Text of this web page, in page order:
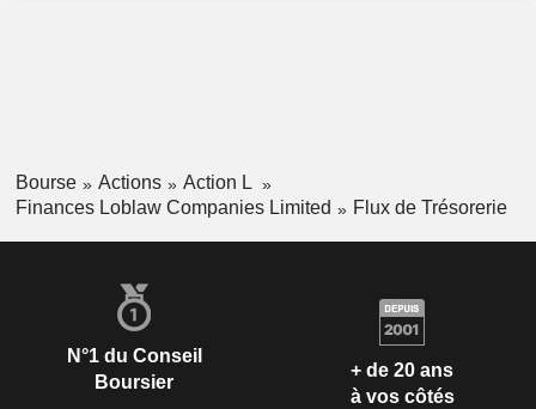
Bourse Actions
Action L
Finances Loblaw Companies Limited
Flux de Trésorerie
N°1 du Conseil
Boursier
+ de 20 ans
à vos côtés